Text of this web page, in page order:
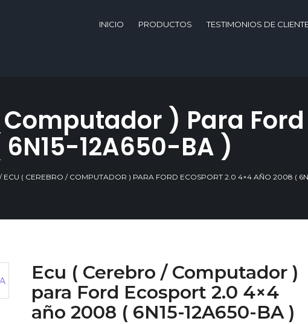
INICIO PRODUCTOS TESTIMONIOS DE
) Para
12A650-BA )
/ ECU ( CEREBRO / COMPUTADOR ) PARA FORD ECOSPORT 2.0 4×4 AÑO 2008 (
Ecu ( Cerebro / Computador )
para Ford Ecosport 2.0 4×4
año 2008 ( 6N15-12A650-BA )